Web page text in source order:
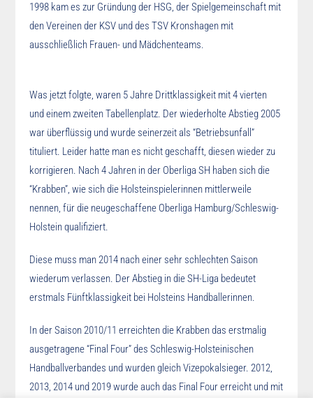
1998 kam es zur Gründung der HSG, der Spielgemeinschaft mit
den Vereinen der KSV und des TSV Kronshagen mit
ausschließlich Frauen- und Mädchenteams.
Was jetzt folgte, waren 5 Jahre Drittklassigkeit mit 4 vierten
und einem zweiten Tabellenplatz. Der wiederholte Abstieg 2005
war überflüssig und wurde seinerzeit als “Betriebsunfall”
tituliert. Leider hatte man es nicht geschafft, diesen wieder zu
korrigieren. Nach 4 Jahren in der Oberliga SH haben sich die
“Krabben”, wie sich die Holsteinspielerinnen mittlerweile
nennen, für die neugeschaffene Oberliga Hamburg/Schleswig-
Holstein qualifiziert.
Diese muss man 2014 nach einer sehr schlechten Saison
wiederum verlassen. Der Abstieg in die SH-Liga bedeutet
erstmals Fünftklassigkeit bei Holsteins Handballerinnen.
In der Saison 2010/11 erreichten die Krabben das erstmalig
ausgetragene “Final Four” des Schleswig-Holsteinischen
Handballverbandes und wurden gleich Vizepokalsieger. 2012,
2013, 2014 und 2019 wurde auch das Final Four erreicht und mit